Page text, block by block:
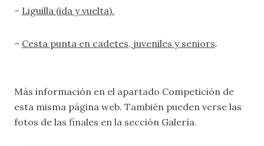
– Liguilla (ida y vuelta).
– Cesta punta en cadetes, juveniles y seniors.
Más información en el apartado Competición de
esta misma página web. También pueden verse las
fotos de las finales en la sección Galería.